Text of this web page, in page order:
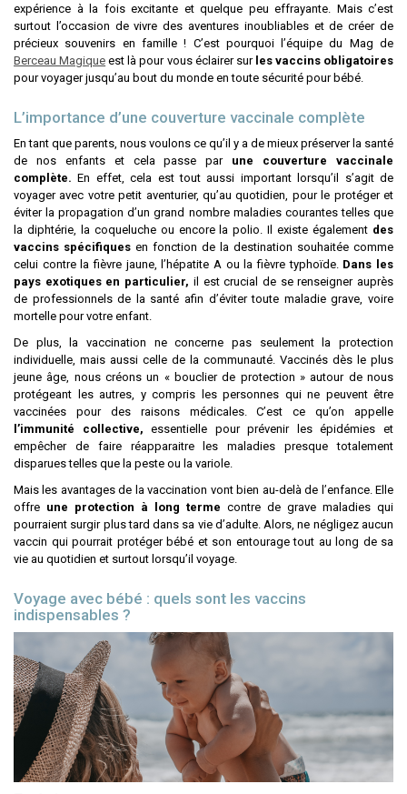
expérience à la fois excitante et quelque peu effrayante. Mais c’est
surtout l’occasion de vivre des aventures inoubliables et de créer de
précieux souvenirs en famille ! C’est pourquoi l’équipe du Mag de
Berceau Magique est là pour vous éclairer sur les vaccins obligatoires
pour voyager jusqu’au bout du monde en toute sécurité pour bébé.
L’importance d’une couverture vaccinale complète
En tant que parents, nous voulons ce qu’il y a de mieux préserver la santé
de nos enfants et cela passe par une couverture vaccinale
complète.En effet, cela est tout aussi important lorsqu’il s’agit de
voyager avec votre petit aventurier, qu’au quotidien, pour le protéger et
éviter la propagation d’un grand nombre maladies courantes telles que
la diphtérie, la coqueluche ou encore la polio. Il existe également des
vaccins spécifiques en fonction de la destination souhaitée comme
celui contre la fièvre jaune, l’hépatite A ou la fièvre typhoïde. Dans les
pays exotiques en particulier, il est crucial de se renseigner auprès
de professionnels de la santé afin d’éviter toute maladie grave, voire
mortelle pour votre enfant.
De plus, la vaccination ne concerne pas seulement la protection
individuelle, mais aussi celle de la communauté. Vaccinés dès le plus
jeune âge, nous créons un « bouclier de protection » autour de nous
protégeant les autres, y compris les personnes qui ne peuvent être
vaccinées pour des raisons médicales. C’est ce qu’on appelle
l’immunité collective, essentielle pour prévenir les épidémies et
empêcher de faire réapparaitre les maladies presque totalement
disparues telles que la peste ou la variole.
Mais les avantages de la vaccination vont bien au-delà de l’enfance. Elle
offre une protection à long terme contre de grave maladies qui
pourraient surgir plus tard dans sa vie d’adulte. Alors, ne négligez aucun
vaccin qui pourrait protéger bébé et son entourage tout au long de sa
vie au quotidien et surtout lorsqu’il voyage.
Voyage avec bébé : quels sont les vaccins
indispensables ?